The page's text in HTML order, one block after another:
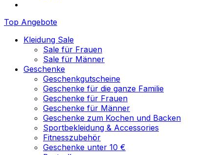
Top Angebote
Kleidung Sale
Sale für Frauen
Sale für Männer
Geschenke
Geschenkgutscheine
Geschenke für die ganze Familie
Geschenke für Frauen
Geschenke für Männer
Geschenke zum Kochen und Backen
Sportbekleidung & Accessories
Fitnesszubehör
Geschenke unter 10 €